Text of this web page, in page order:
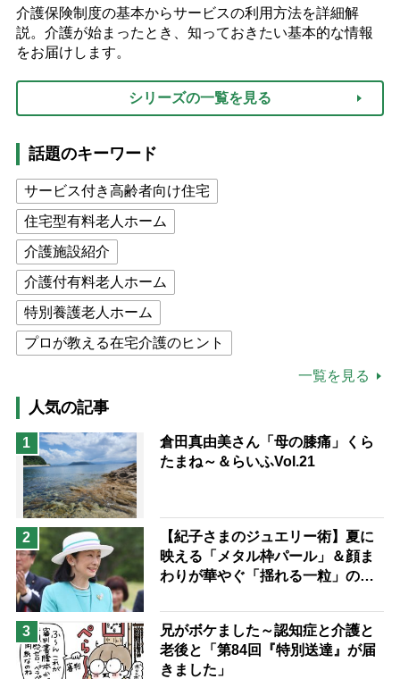
介護保険制度の基本からサービスの利用方法を詳細解
説。介護が始まったとき、知っておきたい基本的な情報
をお届けします。
シリーズの一覧を見る
話題のキーワード
サービス付き高齢者向け住宅
住宅型有料老人ホーム
介護施設紹介
介護付有料老人ホーム
特別養護老人ホーム
プロが教える在宅介護のヒント
高木ブー
ケアマネジャー
猫が母になつきません
息子の遠距離介護サバイバル術
兄がボケました
予防法
一覧を見る
人気の記事
1
倉田真由美さん「母の膝痛」くら
たまね～＆らいふVol.21
2
【紀子さまのジュエリー術】夏に
映える「メタル枠パール」＆顔ま
わりが華やぐ「揺れる一粒」の使
3
兄がボケました～認知症と介護と
老後と「第84回『特別送達』が届
きました」